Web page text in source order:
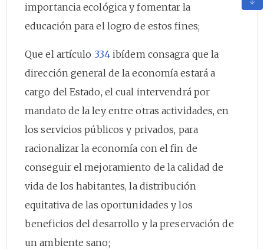
importancia ecológica y fomentar la
educación para el logro de estos fines;
Que el artículo 334ibídem consagra que la
dirección general de la economía estará a
cargo del Estado, el cual intervendrá por
mandato de la ley entre otras actividades, en
los servicios públicos y privados, para
racionalizar la economía con el fin de
conseguir el mejoramiento de la calidad de
vida de los habitantes, la distribución
equitativa de las oportunidades y los
beneficios del desarrollo y la preservación de
un ambiente sano;